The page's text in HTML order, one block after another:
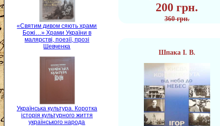
«Святим дивом сяють храми
Божі…» Храми України в
малярстві, поезії, прозі
Шевченка
Українська культура. Коротка
історія культурного життя
українського народа
200 грн.
360 грн.
Шпака І. В.